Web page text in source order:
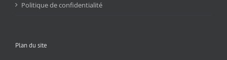
Politique de confidentialité
Plan du site